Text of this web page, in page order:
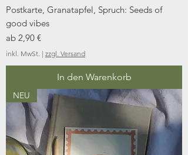
Postkarte, Granatapfel, Spruch: Seeds of
good vibes
ab 2,90 €
Sale-Preis
inkl. MwSt. | zzgl. Versand
In den Warenkorb
NEU